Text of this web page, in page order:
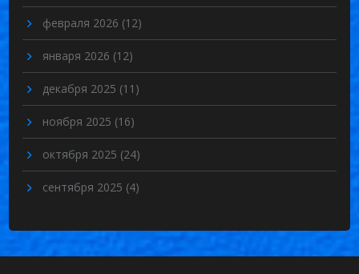
февраля 2026 (12)
января 2026 (12)
декабря 2025 (11)
ноября 2025 (16)
октября 2025 (24)
сентября 2025 (4)